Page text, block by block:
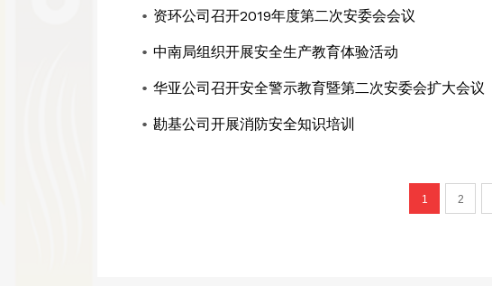
资环公司召开2019年度第二次安委会会议
中南局组织开展安全生产教育体验活动
华亚公司召开安全警示教育暨第二次安委会扩大会议
勘基公司开展消防安全知识培训
1 2